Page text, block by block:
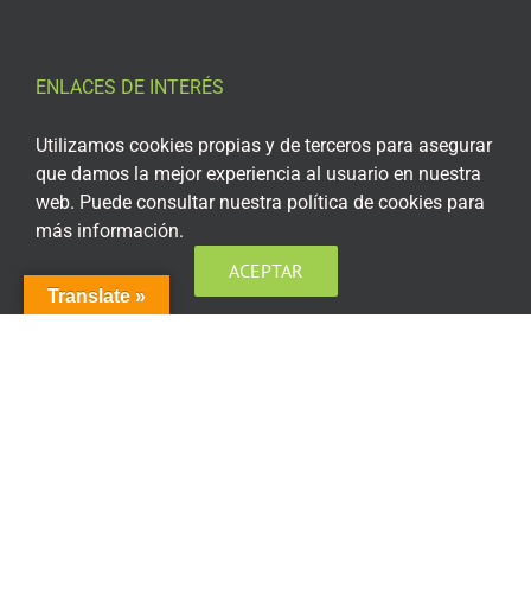
ENLACES DE INTERÉS
Aviso Legal
Política de privacidad
Política de privacidad Redes Sociales
Política de cookies
Translate »
Utilizamos cookies propias y de terceros para asegurar
que damos la mejor experiencia al usuario en nuestra
web. Puede consultar nuestra política de cookies para
más información.
ACEPTAR